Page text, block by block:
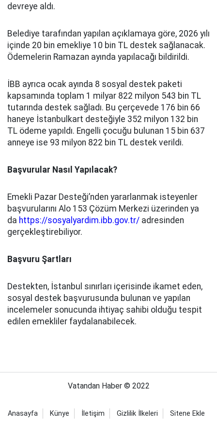
devreye aldı.
Belediye tarafından yapılan açıklamaya göre, 2026 yılı
içinde 20 bin emekliye 10 bin TL destek sağlanacak.
Ödemelerin Ramazan ayında yapılacağı bildirildi.
İBB ayrıca ocak ayında 8 sosyal destek paketi
kapsamında toplam 1 milyar 822 milyon 543 bin TL
tutarında destek sağladı. Bu çerçevede 176 bin 66
haneye İstanbulkart desteğiyle 352 milyon 132 bin
TL ödeme yapıldı. Engelli çocuğu bulunan 15 bin 637
anneye ise 93 milyon 822 bin TL destek verildi.
Başvurular Nasıl Yapılacak?
Emekli Pazar Desteği’nden yararlanmak isteyenler
başvurularını Alo 153 Çözüm Merkezi üzerinden ya
da https://sosyalyardim.ibb.gov.tr/ adresinden
gerçekleştirebiliyor.
Başvuru Şartları
Destekten, İstanbul sınırları içerisinde ikamet eden,
sosyal destek başvurusunda bulunan ve yapılan
incelemeler sonucunda ihtiyaç sahibi olduğu tespit
edilen emekliler faydalanabilecek.
Vatandan Haber © 2022
Anasayfa Künye İletişim Gizlilik İlkeleri Sitene Ekle